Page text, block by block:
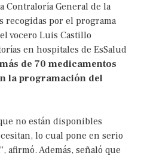
Contraloría General de la
recogidas por el programa
vocero Luis Castillo
en hospitales de EsSalud
de 70 medicamentos
la programación del
no están disponibles
lo cual pone en serio
afirmó. Además, señaló que